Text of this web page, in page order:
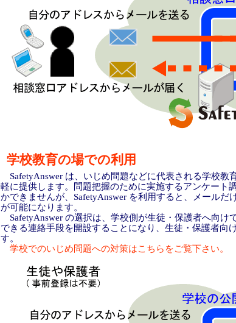
学校教育の場での利用
SafetyAnswer は、いじめ問題などに代表される学校教
軽に提供します。問題把握のために実施するアンケート
かできませんが、SafetyAnswer を利用すると、メール
が可能になります。
SafetyAnswer の選択は、学校側が生徒・保護者へ向け
できる連絡手段を開設することになり、生徒・保護者向
す。
学校でのいじめ問題への対策はこちらをご覧下さい。